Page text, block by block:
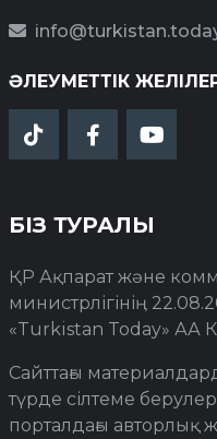
ӘЛЕУМЕТТІК
БІЗ ТУРАЛЫ
ҚР Ақпарат және
министрлігінің
«Turkistan Today» АА
Сайттағы
түрде сілтеме
порталдағы авторлық